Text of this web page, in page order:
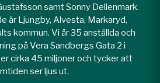
samt Sonny Dellenmark.
är Ljungby, Alvesta, Markaryd,
kommun. Vi är 35 anställda och
på Vera Sandbergs Gata 2 i
cirka 45 miljoner och tycker att
ser ljus ut.